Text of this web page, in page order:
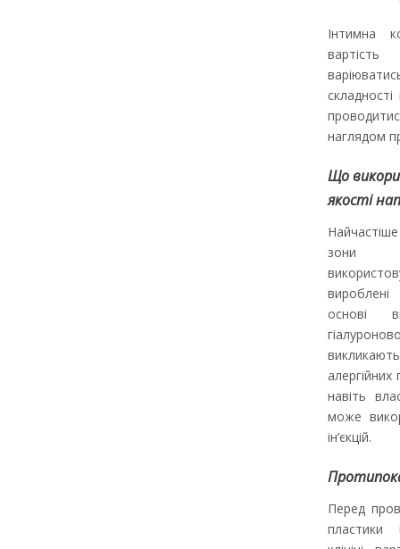
Інтимна
наглядом
Що
якості
зони
основі
алергійних
навіть
може
ін’єкцій.
Перед
пластики